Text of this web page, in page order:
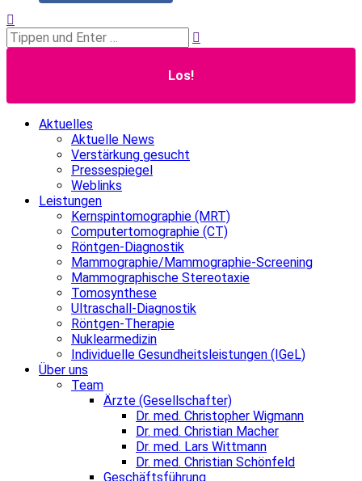
Search:
Aktuelles
Aktuelle News
Verstärkung gesucht
Pressespiegel
Weblinks
Leistungen
Kernspintomographie (MRT)
Computertomographie (CT)
Röntgen-Diagnostik
Mammographie/Mammographie-Screening
Mammographische Stereotaxie
Tomosynthese
Ultraschall-Diagnostik
Röntgen-Therapie
Nuklearmedizin
Individuelle Gesundheitsleistungen (IGeL)
Über uns
Team
Ärzte (Gesellschafter)
Dr. med. Christopher Wigmann
Dr. med. Christian Macher
Dr. med. Lars Wittmann
Dr. med. Christian Schönfeld
Geschäftsführung